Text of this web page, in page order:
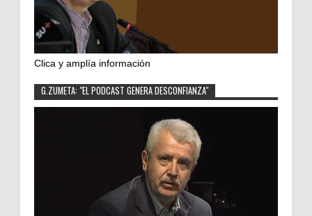
Clica y amplía información
G.ZUMETA: "EL PODCAST GENERA DESCONFIANZA"